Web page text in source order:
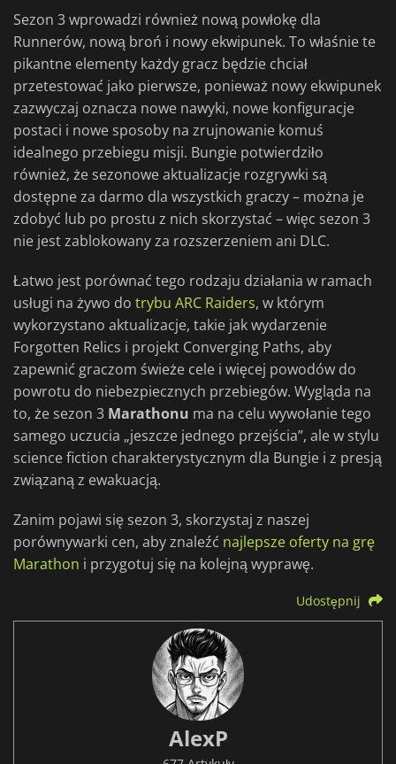
Sezon 3 wprowadzi również nową powłokę dla
Runnerów, nową broń i nowy ekwipunek. To właśnie te
pikantne elementy każdy gracz będzie chciał
przetestować jako pierwsze, ponieważ nowy ekwipunek
zazwyczaj oznacza nowe nawyki, nowe konfiguracje
postaci i nowe sposoby na zrujnowanie komuś
idealnego przebiegu misji. Bungie potwierdziło
również, że sezonowe aktualizacje rozgrywki są
dostępne za darmo dla wszystkich graczy – można je
zdobyć lub po prostu z nich skorzystać – więc sezon 3
nie jest zablokowany za rozszerzeniem ani DLC.
Łatwo jest porównać tego rodzaju działania w ramach
usługi na żywo do trybu ARC Raiders, w którym
wykorzystano aktualizacje, takie jak wydarzenie
Forgotten Relics i projekt Converging Paths, aby
zapewnić graczom świeże cele i więcej powodów do
powrotu do niebezpiecznych przebiegów. Wygląda na
to, że sezon 3 Marathonu ma na celu wywołanie tego
samego uczucia „jeszcze jednego przejścia”, ale w stylu
science fiction charakterystycznym dla Bungie i z presją
związaną z ewakuacją.
Zanim pojawi się sezon 3, skorzystaj z naszej
porównywarki cen, aby znaleźć najlepsze oferty na grę
Marathon i przygotuj się na kolejną wyprawę.
Udostępnij
AlexP